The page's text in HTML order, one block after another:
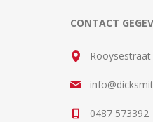
CONTACT
Rooysestraat
0487 573392